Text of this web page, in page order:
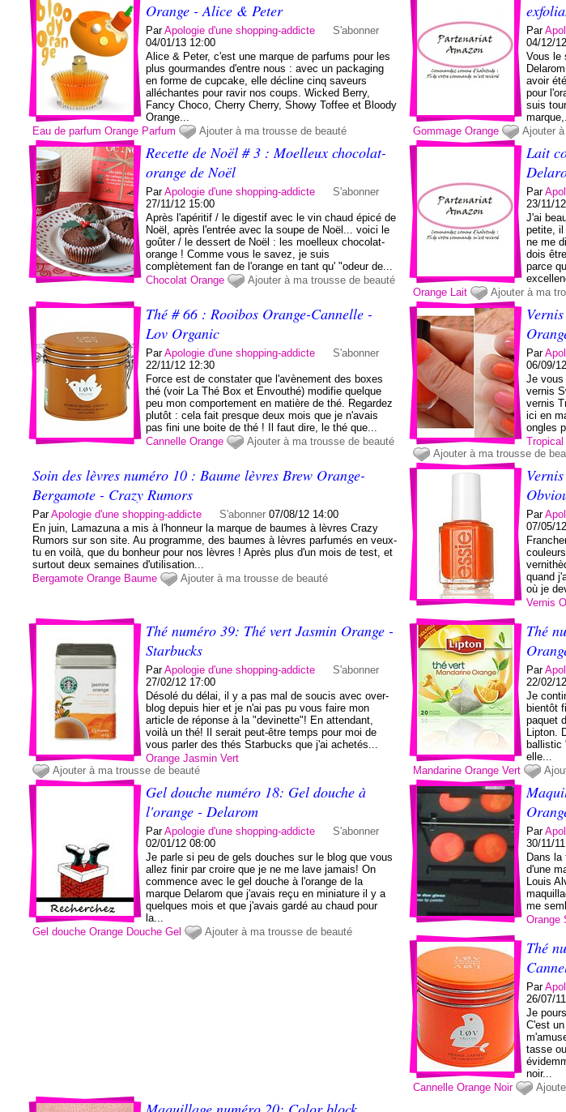
Orange - Alice & Peter
ParApologie d'une shopping-addicte
S'abonner
04/01/13 12:00
Alice & Peter, c'est une marque de parfums pour les
plus gourmandes d'entre nous : avec un packaging
en forme de cupcake, elle décline cinq saveurs
alléchantes pour ravir nos coups. Wicked Berry,
Fancy Choco, Cherry Cherry, Showy Toffee et Bloody
Orange...
Eau de parfum Orange Parfum Ajouter à ma trousse de beauté
Par
04/12/
Vous le
avoir
pour
suis
Gommage Orange Ajouter
Recette de Noël # 3 : Moelleux chocolat-
orange de Noël
ParApologie d'une shopping-addicte
S'abonner
27/11/12 15:00
Après l'apéritif / le digestif avec le vin chaud épicé de
Noël, après l'entrée avec la soupe de Noël... voici le
goûter / le dessert de Noël : les moelleux chocolat-
orange ! Comme vous le savez, je suis
complètement fan de l'orange en tant qu' "odeur de...
Chocolat Orange Ajouter à ma trousse de beauté
Lait
Par
23/11/
J'ai
petite, il
ne me
dois
parce
Orange
Lait Ajouter à ma
Thé # 66 : Rooibos Orange-Cannelle -
Lov Organic
ParApologie d'une shopping-addicte
S'abonner
22/11/12 12:30
Force est de constater que l'avènement des boxes
thé (voir La Thé Box et Envouthé) modifie quelque
peu mon comportement en matière de thé. Regardez
plutôt : cela fait presque deux mois que je n'avais
pas fini une boite de thé ! Il faut dire, le thé que...
Cannelle Orange Ajouter à ma trousse de beauté
Par
06/09/
Je vous
vernis
vernis
ici en
ongles
Tropical
Ajouter à ma trousse de
Soin des lèvres numéro 10 : Baume lèvres Brew Orange-
Bergamote - Crazy Rumors
ParApologie d'une shopping-addicte S'abonner 07/08/12 14:00
En juin, Lamazuna a mis à l'honneur la marque de baumes à lèvres Crazy
Rumors sur son site. Au programme, des baumes à lèvres parfumés en veux-
tu en voilà, que du bonheur pour nos lèvres ! Après plus d'un mois de test, et
surtout deux semaines d'utilisation...
Bergamote Orange Baume Ajouter à ma trousse de beauté
Par
07/05/
quand
où je
Vernis
Thé numéro 39: Thé vert Jasmin Orange -
Starbucks
ParApologie d'une shopping-addicte
S'abonner
27/02/12 17:00
Désolé du délai, il y a pas mal de soucis avec over-
blog depuis hier et je n'ai pas pu vous faire mon
article de réponse à la "devinette"! En attendant,
voilà un thé! Il serait peut-être temps pour moi de
vous parler des thés Starbucks que j'ai achetés...
Orange Jasmin Vert
Ajouter à ma trousse de beauté
Thé
Par
22/02/
Je
bientôt
paquet
Lipton.
ballistic
elle...
Mandarine Orange Vert
Gel douche numéro 18: Gel douche à
l'orange - Delarom
ParApologie d'une shopping-addicte
S'abonner
02/01/12 08:00
Je parle si peu de gels douches sur le blog que vous
allez finir par croire que je ne me lave jamais! On
commence avec le gel douche à l'orange de la
marque Delarom que j'avais reçu en miniature il y a
quelques mois et que j'avais gardé au chaud pour
la...
Gel douche Orange Douche Gel Ajouter à ma trousse de beauté
Par
30/11/
Dans
d'une
Louis
me
Orange
Thé
Par
26/07/
Je
C'est
tasse
noir...
Cannelle Orange Noir